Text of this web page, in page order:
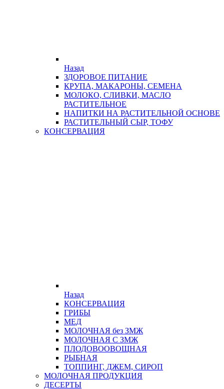
Назад
ЗДОРОВОЕ ПИТАНИЕ
КРУПА, МАКАРОНЫ, СЕМЕНА
МОЛОКО, СЛИВКИ, МАСЛО
РАСТИТЕЛЬНОЕ
НАПИТКИ НА РАСТИТЕЛЬНОЙ ОСНОВЕ
РАСТИТЕЛЬНЫЙ СЫР, ТОФУ
КОНСЕРВАЦИЯ
Назад
КОНСЕРВАЦИЯ
ГРИБЫ
МЕД
МОЛОЧНАЯ без ЗМЖ
МОЛОЧНАЯ С ЗМЖ
ПЛОДОВООВОЩНАЯ
РЫБНАЯ
ТОППИНГ, ДЖЕМ, СИРОП
МОЛОЧНАЯ ПРОДУКЦИЯ
ДЕСЕРТЫ